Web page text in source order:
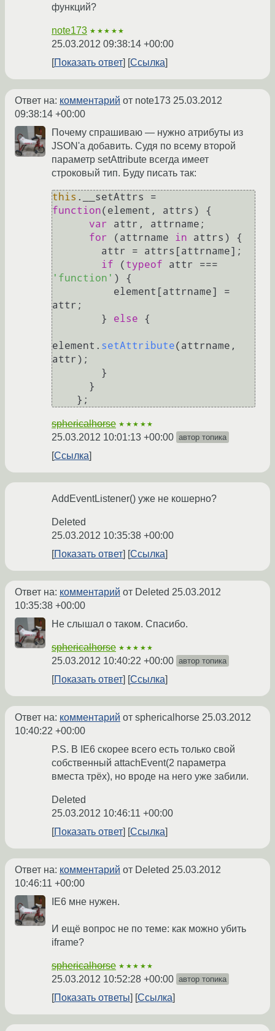
функций?
note173 ★★★★★
25.03.2012 09:38:14 +00:00
Показать ответ
Ссылка
Ответ на: комментарий от note173 25.03.2012
09:38:14 +00:00
Почему спрашиваю — нужно атрибуты из
JSON'а добавить. Судя по всему второй
параметр setAttribute всегда имеет
строковый тип. Буду писать так:
this . __setAttrs
function( element, attrs ) {
var
attr, attrname;
for
(attrname in attrs) {
if ( typeof
'function' ) {
attr;
        }
else {
element. setAttribute(attrname,
attr);
    };
sphericalhorse ★★★★★
25.03.2012 10:01:13 +00:00 автор топика
Ссылка
AddEventListener() уже не кошерно?
Deleted
25.03.2012 10:35:38 +00:00
Показать ответ
Ссылка
Ответ на: комментарий от Deleted 25.03.2012
10:35:38 +00:00
Не слышал о таком. Спасибо.
sphericalhorse ★★★★★
25.03.2012 10:40:22 +00:00 автор топика
Показать ответ Ссылка
Ответ на: комментарий от sphericalhorse 25.03.2012
10:40:22 +00:00
P.S. В IE6 скорее всего есть только свой
собственный attachEvent(2 параметра
вместа трёх), но вроде на него уже забили.
Deleted
25.03.2012 10:46:11 +00:00
Показать ответ
Ссылка
Ответ на: комментарий от Deleted 25.03.2012
10:46:11 +00:00
IE6 мне нужен.
И ещё вопрос не по теме: как можно убить
iframe?
sphericalhorse ★★★★★
25.03.2012 10:52:28 +00:00 автор топика
Показать ответы Ссылка